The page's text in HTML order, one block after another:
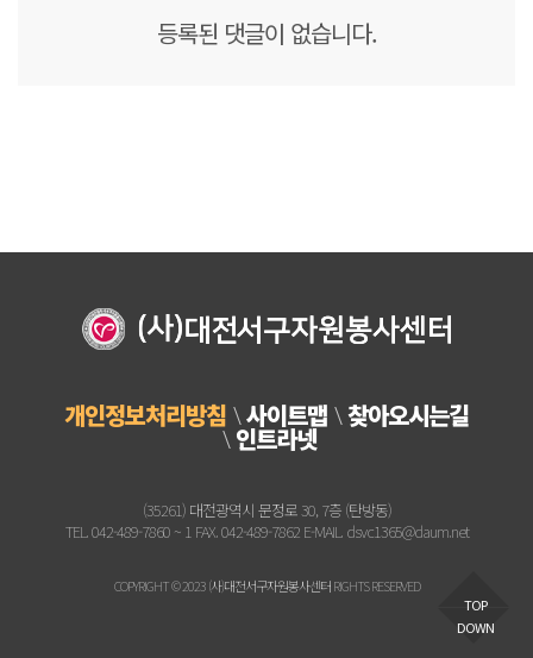
등록된 댓글이 없습니다.
개인정보처리방침 사이트맵 찾아오시는길
인트라넷
(35261) 대전광역시 문정로 30, 7층 (탄방동)
TEL. 042-489-7860 ~ 1 FAX. 042-489-7862 E-MAIL. dsvc1365@daum.net
COPYRIGHT © 2023 (사)대전서구자원봉사센터 RIGHTS RESERVED